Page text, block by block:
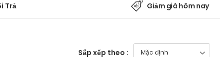
Trả Giảm giá hôm nay
Sắp xếp theo :